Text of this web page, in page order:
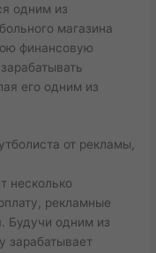
одним из
магазина
финансовую
его одним из
от рекламы,
несколько
рекламные
Будучи одним из
зарабатывает